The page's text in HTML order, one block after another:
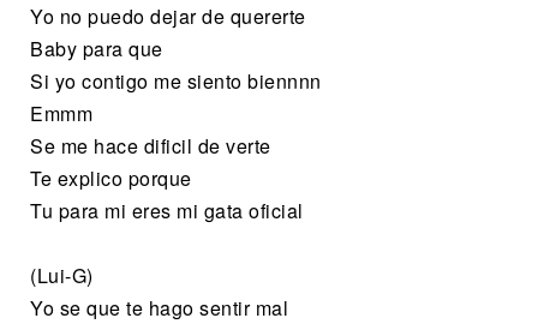
Yo no puedo dejar de quererte
Baby para que
Si yo contigo me siento biennnn
Emmm
Se me hace dificil de verte
Te explico porque
Tu para mi eres mi gata oficial
(Lui-G)
Yo se que te hago sentir mal